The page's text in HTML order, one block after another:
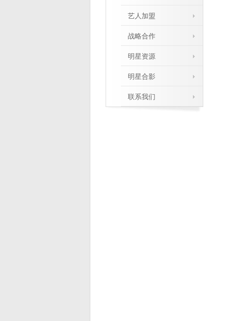
艺人加盟
战略合作
明星资源
明星合影
联系我们